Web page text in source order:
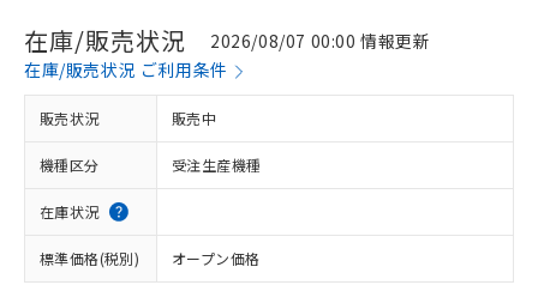
在庫/販売状況
2026/08/07 00:00 情報更新
在庫/販売状況 ご利用条件
販売状況 販売中
機種区分 受注生産機種
在庫状況
標準価格(税別) オープン価格